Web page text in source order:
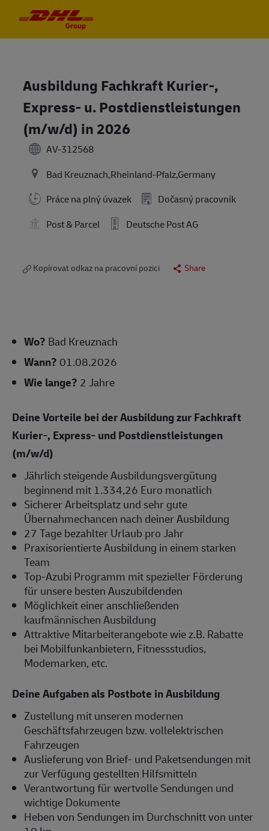
Ausbildung Fachkraft Kurier-,
Express- u. Postdienstleistungen
(m/w/d) in 2026
AV-312568
Bad Kreuznach,Rheinland-Pfalz,Germany
Práce na plný úvazek
Dočasný pracovník
Post & Parcel
Deutsche Post AG
Kopírovat odkaz na pracovní pozici Share
Wo? Bad Kreuznach
Wann? 01.08.2026
Wie lange? 2 Jahre
Deine Vorteile bei der Ausbildung zur Fachkraft
Kurier-, Express- und Postdienstleistungen
(m/w/d)
Jährlich steigende Ausbildungsvergütung
beginnend mit 1.334,26 Euro monatlich
Sicherer Arbeitsplatz und sehr gute
Übernahmechancen nach deiner Ausbildung
27 Tage bezahlter Urlaub pro Jahr
Praxisorientierte Ausbildung in einem starken
Team
Top-Azubi Programm mit spezieller Förderung
für unsere besten Auszubildenden
Möglichkeit einer anschließenden
kaufmännischen Ausbildung
Attraktive Mitarbeiterangebote wie z.B. Rabatte
bei Mobilfunkanbietern, Fitnessstudios,
Modemarken, etc.
Deine Aufgaben als Postbote in Ausbildung
Zustellung mit unseren modernen
Geschäftsfahrzeugen bzw. vollelektrischen
Fahrzeugen
Auslieferung von Brief- und Paketsendungen mit
zur Verfügung gestellten Hilfsmitteln
Verantwortung für wertvolle Sendungen und
wichtige Dokumente
Heben von Sendungen im Durchschnitt von unter